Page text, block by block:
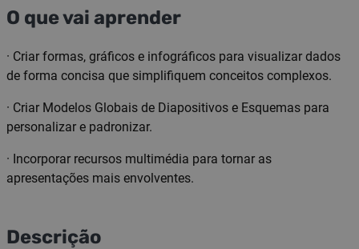
O que vai aprender
· Criar formas, gráficos e infográficos para visualizar dados
de forma concisa que simplifiquem conceitos complexos.
· Criar Modelos Globais de Diapositivos e Esquemas para
personalizar e padronizar.
· Incorporar recursos multimédia para tornar as
apresentações mais envolventes.
Descrição